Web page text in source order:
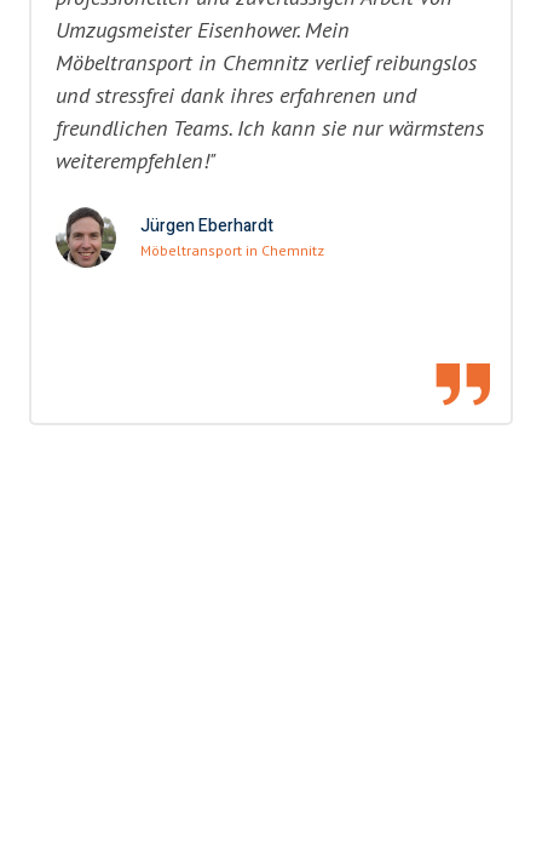
Umzugsmeister Eisenhower. Mein
Möbeltransport in Chemnitz verlief reibungslos
und stressfrei dank ihres erfahrenen und
freundlichen Teams. Ich kann sie nur wärmstens
weiterempfehlen!"
Jürgen Eberhardt
Möbeltransport in Chemnitz